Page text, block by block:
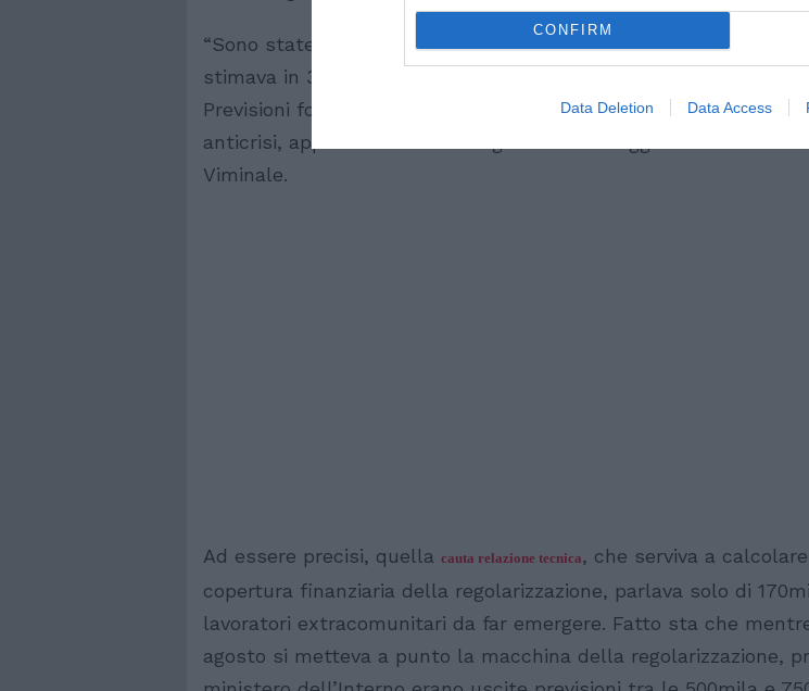
CONFIRM
Data Deletion Data Access
“Sono state pienamente rispettate , le previsioni del Governo
stimava in 300mila il numero di soggetti interessati all’emersione.
Previsioni formulate nella relazione tecnica allegata al
anticrisi, approvato lo scorso agosto” recita oggi un comunicato
Viminale.
Ad essere precisi, quella cauta relazione tecnica, che serviva a
copertura finanziaria della regolarizzazione, parlava solo di
lavoratori extracomunitari da far emergere. Fatto sta che
agosto si metteva a punto la macchina della regolarizzazione,